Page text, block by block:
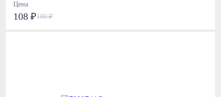
Цена
108 ₽180 ₽